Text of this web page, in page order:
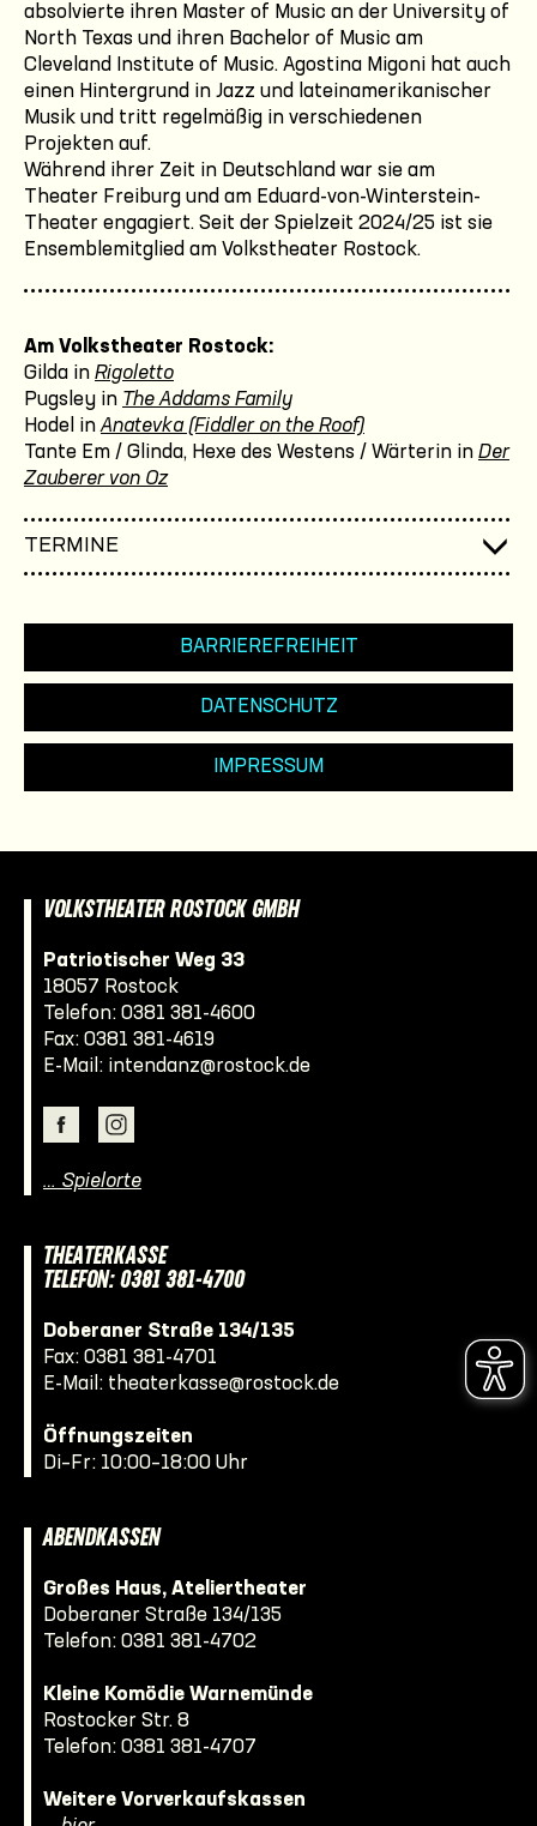
absolvierte ihren Master of Music an der University of
North Texas und ihren Bachelor of Music am
Cleveland Institute of Music. Agostina Migoni hat auch
einen Hintergrund in Jazz und lateinamerikanischer
Musik und tritt regelmäßig in verschiedenen
Projekten auf.
Während ihrer Zeit in Deutschland war sie am
Theater Freiburg und am Eduard-von-Winterstein-
Theater engagiert. Seit der Spielzeit 2024/25 ist sie
Ensemblemitglied am Volkstheater Rostock.
Am Volkstheater Rostock:
Gilda in Rigoletto
Pugsley in The Addams Family
Hodel in Anatevka (Fiddler on the Roof)
Tante Em / Glinda, Hexe des Westens / Wärterin in Der
Zauberer von Oz
TERMINE
BARRIEREFREIHEIT
DATENSCHUTZ
IMPRESSUM
VOLKSTHEATER ROSTOCK GMBH
Patriotischer Weg 33
18057 Rostock
Telefon: 0381 381-4600
Fax: 0381 381-4619
E-Mail: intendanz@rostock.de
… Spielorte
THEATERKASSE
TELEFON: 0381 381-4700
Doberaner Straße 134/135
Fax: 0381 381-4701
E-Mail: theaterkasse@rostock.de
Öffnungszeiten
Di–Fr: 10:00–18:00 Uhr
ABENDKASSEN
Großes Haus, Ateliertheater
Doberaner Straße 134/135
Telefon: 0381 381-4702
Kleine Komödie Warnemünde
Rostocker Str. 8
Telefon: 0381 381-4707
Weitere Vorverkaufskassen